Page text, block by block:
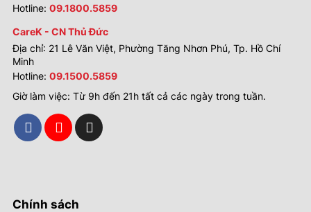
Hotline: 09.1800.5859
CareK - CN Thủ Đức
Địa chỉ: 21 Lê Văn Việt, Phường Tăng Nhơn Phú, Tp. Hồ Chí
Minh
Hotline: 09.1500.5859
Giờ làm việc: Từ 9h đến 21h tất cả các ngày trong tuần.
Chính sách